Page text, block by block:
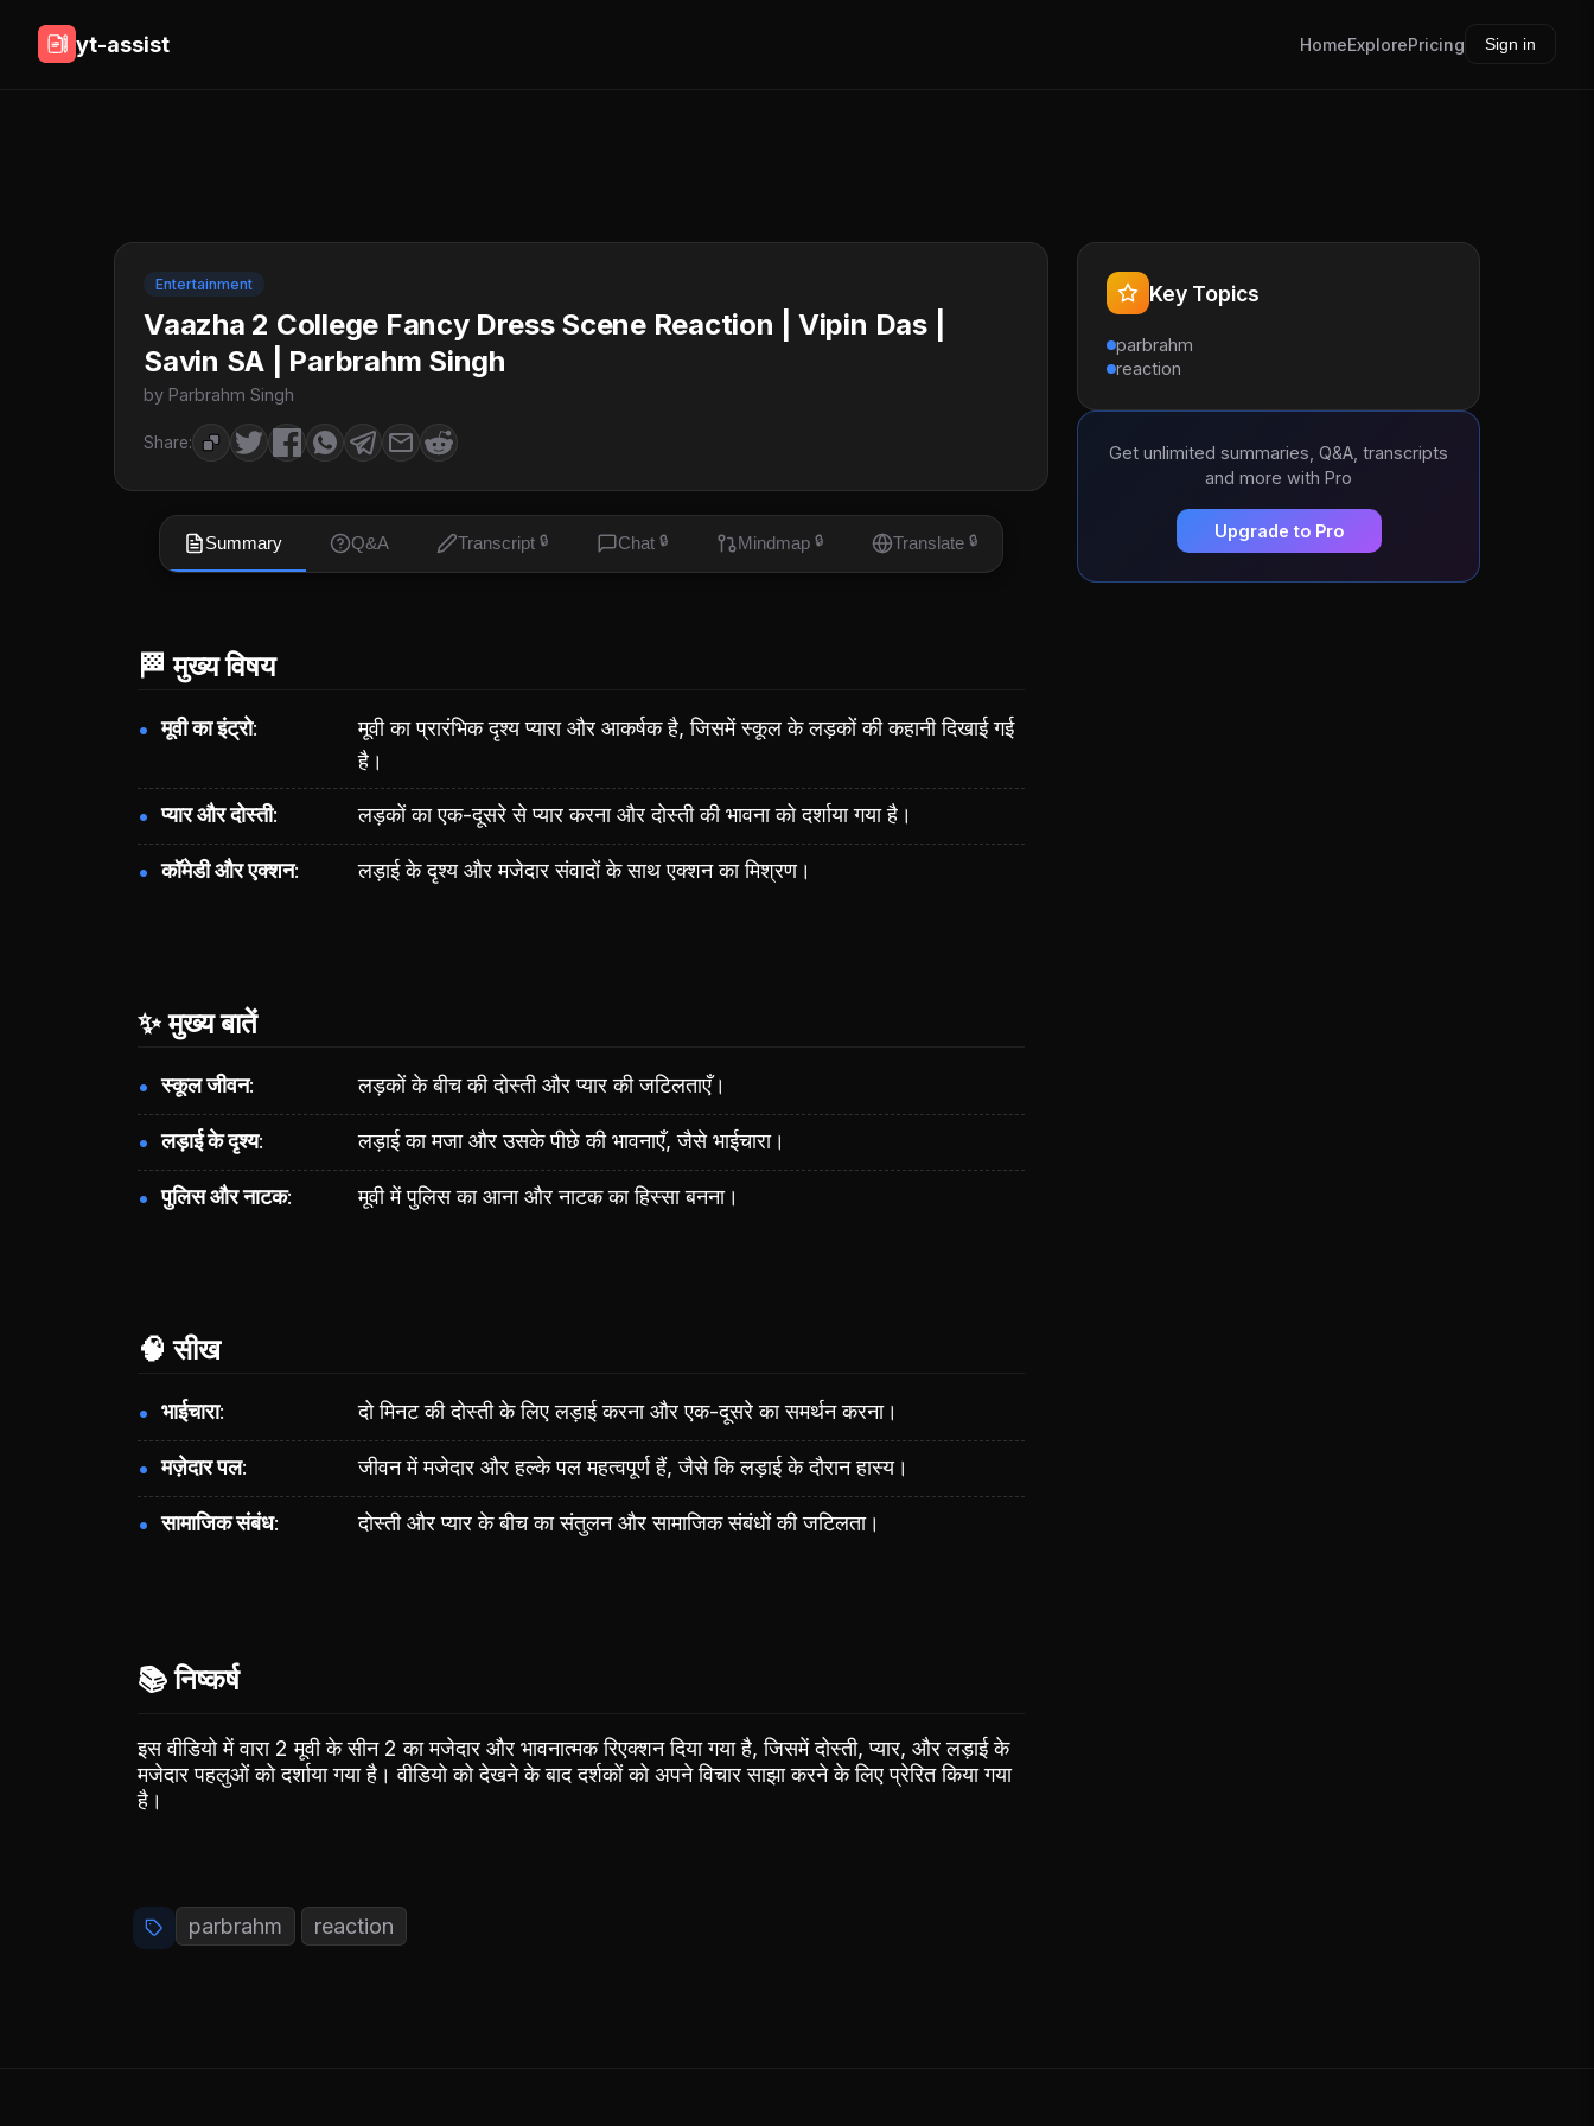
yt-assist HomeExplorePricing Sign in
Entertainment
Vaazha 2 College Fancy Dress Scene Reaction | Vipin Das |
Savin SA | Parbrahm Singh
by Parbrahm Singh
Share:
Summary Q&A Transcript 🔒 Chat 🔒 Mindmap 🔒 Translate 🔒
🏁 मुख्य विषय
मूवी का इंट्रो
मूवी का प्रारंभिक दृश्य प्यारा और आकर्षक है, जिसमें स्कूल के लड़कों की कहानी दिखाई गई
है।
प्यार और दोस्ती लड़कों का एक-दूसरे से प्यार करना और दोस्ती की भावना को दर्शाया गया है।
कॉमेडी और एक्शन लड़ाई के दृश्य और मजेदार संवादों के साथ एक्शन का मिश्रण।
✨ मुख्य बातें
स्कूल जीवन लड़कों के बीच की दोस्ती और प्यार की जटिलताएँ।
लड़ाई के दृश्य लड़ाई का मजा और उसके पीछे की भावनाएँ, जैसे भाईचारा।
पुलिस और नाटक मूवी में पुलिस का आना और नाटक का हिस्सा बनना।
🧠 सीख
भाईचारा दो मिनट की दोस्ती के लिए लड़ाई करना और एक-दूसरे का समर्थन करना।
मज़ेदार पल जीवन में मजेदार और हल्के पल महत्वपूर्ण हैं, जैसे कि लड़ाई के दौरान हास्य।
सामाजिक संबंध दोस्ती और प्यार के बीच का संतुलन और सामाजिक संबंधों की जटिलता।
📚 निष्कर्ष
इस वीडियो में वारा 2 मूवी के सीन 2 का मजेदार और भावनात्मक रिएक्शन दिया गया है, जिसमें दोस्ती, प्यार, और लड़ाई के
मजेदार पहलुओं को दर्शाया गया है। वीडियो को देखने के बाद दर्शकों को अपने विचार साझा करने के लिए प्रेरित किया गया
है।
parbrahm reaction
Key Topics
parbrahm
reaction
Get unlimited summaries, Q&A, transcripts
and more with Pro
Upgrade to Pro